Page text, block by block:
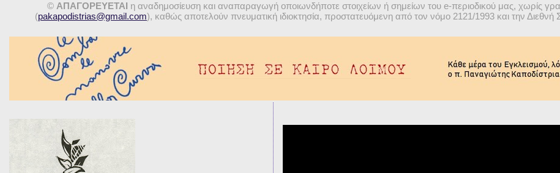
© ΑΠΑΓΟΡΕΥΕΤΑΙ η αναδημοσίευση και αναπαραγωγή οποιωνδήποτε στοιχείων ή σημείων του e-περιοδικού μας, χωρίς
(pakapodistrias@gmail.com), καθώς αποτελούν πνευματική ιδιοκτησία, προστατευόμενη από τον νόμο 2121/1993 και την